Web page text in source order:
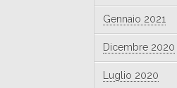
Gennaio 2021
Dicembre 2020
Luglio 2020